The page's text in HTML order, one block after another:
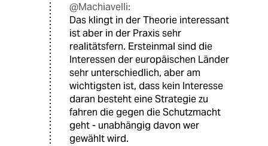
@Machiavelli:
Das klingt in der Theorie interessant
ist aber in der Praxis sehr
realitätsfern. Ersteinmal sind die
Interessen der europäischen Länder
sehr unterschiedlich, aber am
wichtigsten ist, dass kein Interesse
daran besteht eine Strategie zu
fahren die gegen die Schutzmacht
geht - unabhängig davon wer
gewählt wird.